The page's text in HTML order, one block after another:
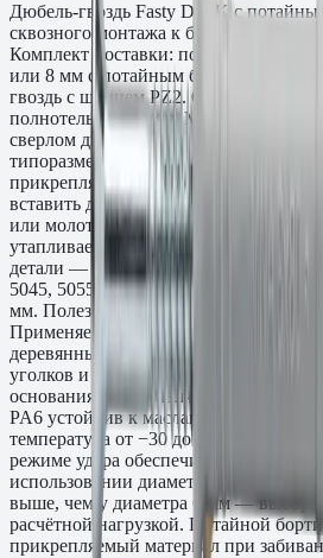
Дюбель-гвоздь Fasty DG-K с
сквозного монтажа к бетону и
Комплект поставки: полиамидный
или 8 мм с потайным бортиком
гвоздь с шлицем PZ2. Основания:
полнотелый кирпич. Монтаж
сверлом диаметром 6 или 8 мм (в
типоразмера) просверлить сквозное
прикрепляемую деталь и в
вставить дюбель, забить гвоздь
или молотком. При забивании гвоздя
утапливается заподлицо с
детали — бортик не выступает.
5045, 5055) и 8 мм (серии 5045,
мм. Полезная длина анкеровки в
Применяется при монтаже
деревянных реек, кабель-каналов,
уголков и монтажных шин к
основаниям. Поставляется в
PA6 устойчив к маслам, смазкам и
температура от −30 до +80 °C.
режиме удара обеспечивает высокую
использовании диаметра 8 мм
выше, чем у диаметра 6 мм — выбор
расчётной нагрузкой. Потайной
прикрепляемый материал при